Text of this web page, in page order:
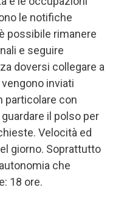
le notifiche
possibile rimanere
e seguire
doversi collegare a
inviati
particolare con
il polso per
Velocità ed
giorno. Soprattutto
che
18 ore.